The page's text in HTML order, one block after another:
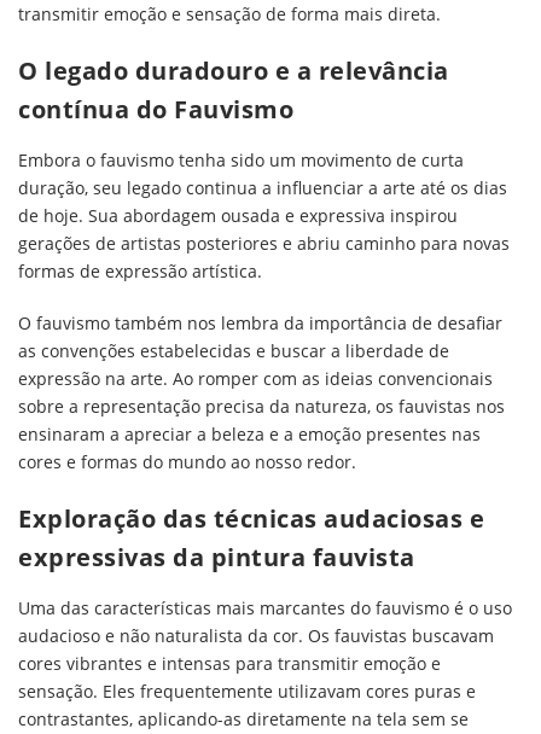
transmitir emoção e sensação de forma mais direta.
O legado duradouro e a relevância
contínua do Fauvismo
Embora o fauvismo tenha sido um movimento de curta
duração, seu legado continua a influenciar a arte até os dias
de hoje. Sua abordagem ousada e expressiva inspirou
gerações de artistas posteriores e abriu caminho para novas
formas de expressão artística.
O fauvismo também nos lembra da importância de desafiar
as convenções estabelecidas e buscar a liberdade de
expressão na arte. Ao romper com as ideias convencionais
sobre a representação precisa da natureza, os fauvistas nos
ensinaram a apreciar a beleza e a emoção presentes nas
cores e formas do mundo ao nosso redor.
Exploração das técnicas audaciosas e
expressivas da pintura fauvista
Uma das características mais marcantes do fauvismo é o uso
audacioso e não naturalista da cor. Os fauvistas buscavam
cores vibrantes e intensas para transmitir emoção e
sensação. Eles frequentemente utilizavam cores puras e
contrastantes, aplicando-as diretamente na tela sem se